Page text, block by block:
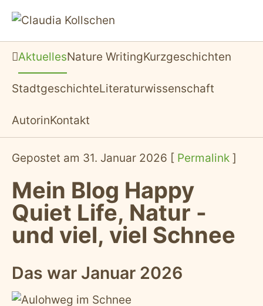
Startseite
AktuellesNature WritingKurzgeschichten
StadtgeschichteLiteraturwissenschaft
AutorinKontakt
Gepostet am 31. Januar 2026 [ Permalink ]
Mein Blog Happy
Quiet Life, Natur -
und viel, viel Schnee
Das war Januar 2026